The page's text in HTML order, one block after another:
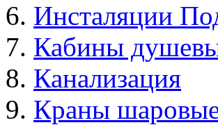
Инсталяции
Кабины
Канализация
Краны